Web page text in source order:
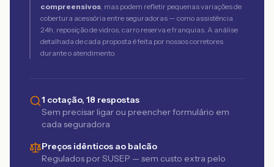
compreensivos, mas podem refletir pequenas variações de
cobertura acessória entre seguradoras — como assistência
24h, reposição de vidros, carro reserva e franquias. A análise
detalhada de cada proposta é feita por nossos corretores
durante o atendimento.
1 cotação, 18 respostas
Sem precisar ligar ou preencher formulário em
cada seguradora
Preços idênticos ao balcão
Regulados por SUSEP — sem custo extra pelo